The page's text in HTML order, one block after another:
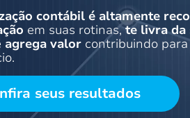
contábil é altamente
em suas rotinas,te livra da
agrega valor contribuindo
seus resultados